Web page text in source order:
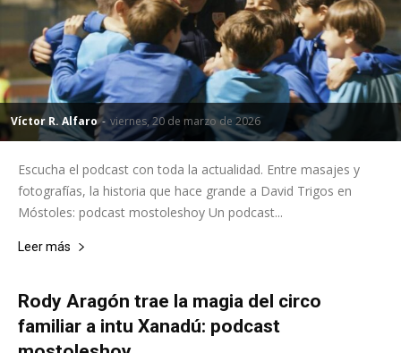
Víctor R. Alfaro - viernes, 20 de marzo de 2026
Escucha el podcast con toda la actualidad. Entre masajes y
fotografías, la historia que hace grande a David Trigos en
Móstoles: podcast mostoleshoy Un podcast...
Leer más
Rody Aragón trae la magia del circo
familiar a intu Xanadú: podcast